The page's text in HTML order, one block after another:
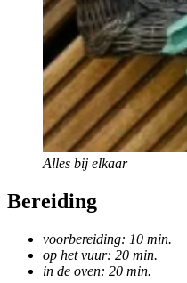
Alles bij elkaar
Bereiding
voorbereiding: 10 min.
op het vuur: 20 min.
in de oven: 20 min.